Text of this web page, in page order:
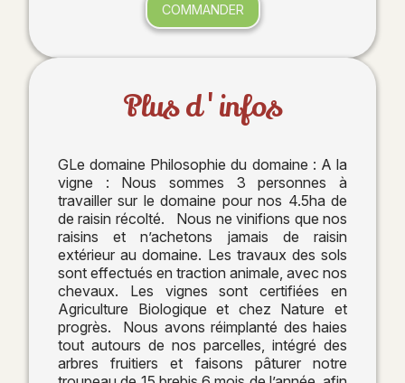
COMMANDER
Plus d'infos
GLe domaine Philosophie du domaine : A la
vigne : Nous sommes 3 personnes à
travailler sur le domaine pour nos 4.5ha de
de raisin récolté. Nous ne vinifions que nos
raisins et n’achetons jamais de raisin
extérieur au domaine. Les travaux des sols
sont effectués en traction animale, avec nos
chevaux. Les vignes sont certifiées en
Agriculture Biologique et chez Nature et
progrès. Nous avons réimplanté des haies
tout autours de nos parcelles, intégré des
arbres fruitiers et faisons pâturer notre